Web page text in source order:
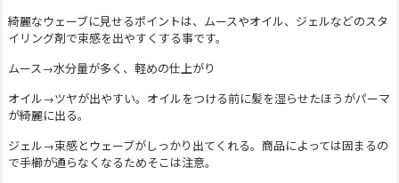
綺麗なウェーブに見せるポイントは、ムースやオイル、ジェルなどのスタ
イリング剤で束感を出やすくする事です。
ムース→水分量が多く、軽めの仕上がり
オイル→ツヤが出やすい。オイルをつける前に髪を湿らせたほうがパーマ
が綺麗に出る。
ジェル→束感とウェーブがしっかり出てくれる。商品によっては固まるの
で手櫛が通らなくなるためそこは注意。